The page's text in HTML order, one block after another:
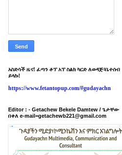
አስድሳች ዜና! ፈጣን ቶፕ አፕ ስልክ ካርድ ለወዳጅ፣ቤተሰብ
ይላኩ!
https://www.fetantopup.com/#gudayachn
Editor : - Getachew Bekele Damtew / ጌታቸው
በቀለ e-mail=getachewb221@gmail.com